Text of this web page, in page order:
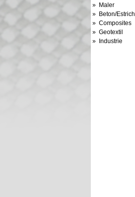
» Maler
» Beton/Estrich
» Composites
» Geotextil
» Industrie